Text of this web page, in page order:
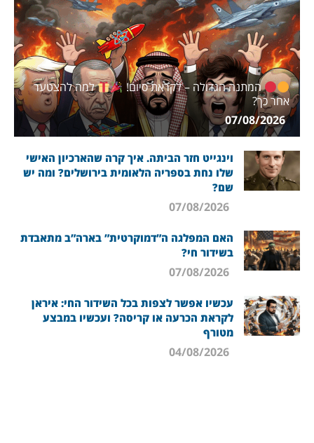
המתנה הגדולה – לקראת סיום!
למה להצטער
אחר כך?
07/08/2026
וינגייט חזר הביתה. איך קרה שהארכיון האישי
שלו נחת בספריה הלאומית בירושלים? ומה יש
שם?
האם המפלגה ה”דמוקרטית” בארה”ב מתאבדת
בשידור חי?
עכשיו אפשר לצפות בכל השידור החי: איראן
לקראת הכרעה או קריסה? ועכשיו במבצע
מטורף